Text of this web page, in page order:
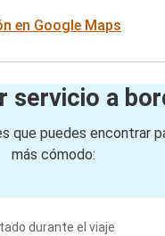
en Google Maps
servicio a
que puedes encontrar
más cómodo:
durante el viaje